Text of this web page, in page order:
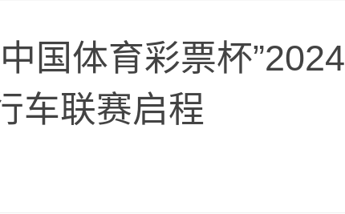
国体育彩票杯”2024
车联赛启程